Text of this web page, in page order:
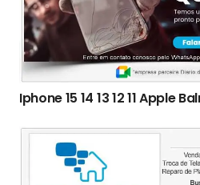
Iphone 15 14 13 12 11 Apple